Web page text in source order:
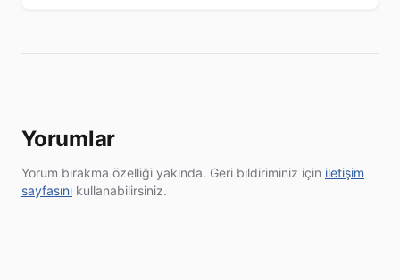
Yorumlar
Yorum bırakma özelliği yakında. Geri bildiriminiz için iletişim
sayfasını kullanabilirsiniz.